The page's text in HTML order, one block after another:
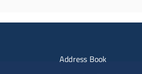
Menu portale
Address Book